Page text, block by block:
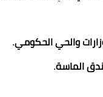
والحي الحكومي.
الماسة.